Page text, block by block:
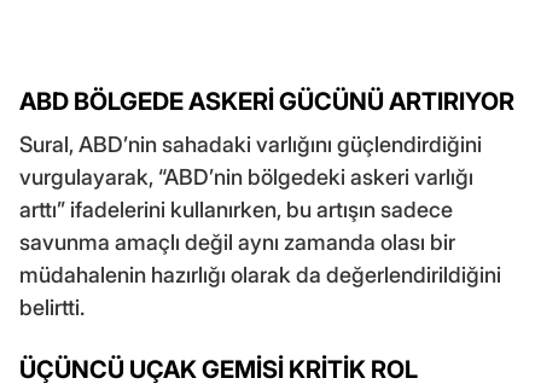
ABD BÖLGEDE ASKERİ GÜCÜNÜ ARTIRIYOR
Sural, ABD’nin sahadaki varlığını güçlendirdiğini
vurgulayarak, “ABD’nin bölgedeki askeri varlığı
arttı” ifadelerini kullanırken, bu artışın sadece
savunma amaçlı değil aynı zamanda olası bir
müdahalenin hazırlığı olarak da değerlendirildiğini
belirtti.
ÜÇÜNCÜ UÇAK GEMİSİ KRİTİK ROL